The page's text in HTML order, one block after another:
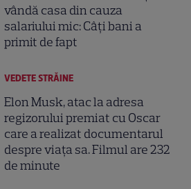
vândă casa din cauza
salariului mic: Câți bani a
primit de fapt
VEDETE STRĂINE
Elon Musk, atac la adresa
regizorului premiat cu Oscar
care a realizat documentarul
despre viața sa. Filmul are 232
de minute